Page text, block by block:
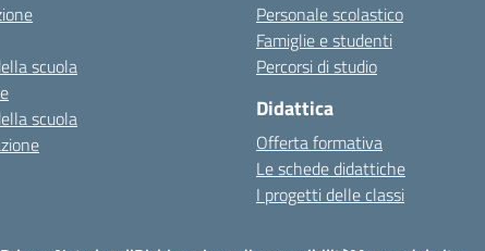
scuola
scuola
Personale scolastico
Famiglie e studenti
Percorsi di studio
Didattica
Offerta formativa
Le schede didattiche
I progetti delle classi